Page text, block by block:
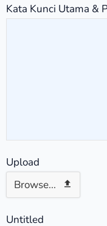
Kata Kunci Utama &
Upload
Browse...
Untitled